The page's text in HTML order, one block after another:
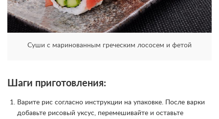
Суши с маринованным греческим лососем и фетой
Шаги приготовления:
Варите рис согласно инструкции на упаковке. После варки
добавьте рисовый уксус, перемешивайте и оставьте